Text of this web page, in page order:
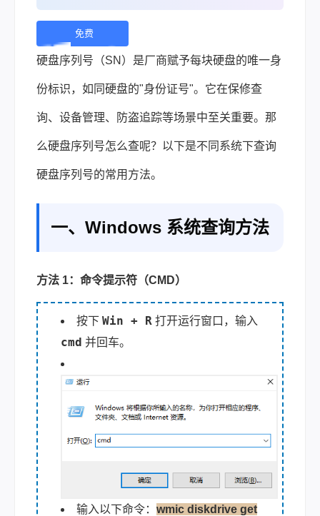
免费
下
载 |
硬盘序列号（SN）是厂商赋予每块硬盘的唯一身
份标识，如同硬盘的"身份证号"。它在保修查
询、设备管理、防盗追踪等场景中至关重要。那
么硬盘序列号怎么查呢？以下是不同系统下查询
硬盘序列号的常用方法。
一、Windows 系统查询方法
方法 1：命令提示符（CMD）
按下 Win + R 打开运行窗口，输入
cmd 并回车。
输入以下命令： wmic diskdrive get